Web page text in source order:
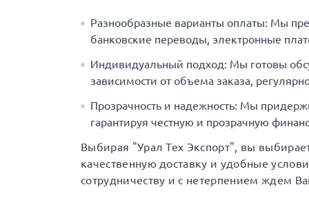
Разнообразные варианты оплаты: Мы
банковские переводы, электронные
Индивидуальный подход: Мы готовы
зависимости от объема заказа,
Прозрачность и надежность: Мы
гарантируя честную и прозрачную
Выбирая "Урал Тех Экспорт", вы
качественную доставку и удобные
сотрудничеству и с нетерпением ждем